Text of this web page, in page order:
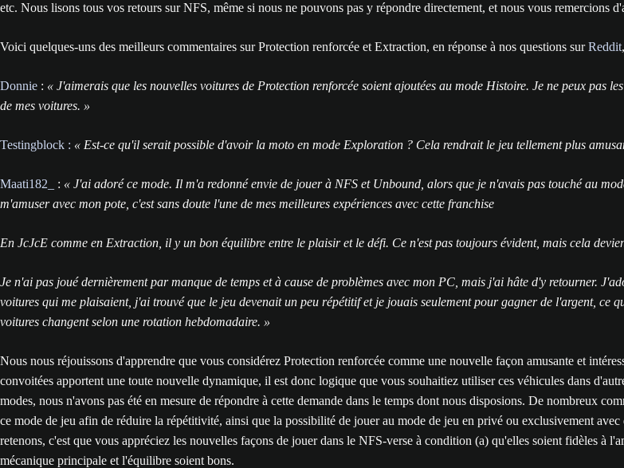
etc. Nous lisons tous vos retours sur NFS, même si nous ne pouvons pas y répondre directement, et nous vous remercions
Voici quelques-uns des meilleurs commentaires sur Protection renforcée et Extraction, en réponse à nos questions surReddit,
Donnie : « J'aimerais que les nouvelles voitures de Protection renforcée soient ajoutées au mode Histoire. Je ne peux pas
de mes voitures. »
Testingblock : « Est-ce qu'il serait possible d'avoir la moto en mode Exploration ? Cela rendrait le jeu tellement plus
Maati182_ : « J'ai adoré ce mode. Il m'a redonné envie de jouer à NFS et Unbound, alors que je n'avais pas touché au
m'amuser avec mon pote, c'est sans doute l'une de mes meilleures expériences avec cette franchise
En JcJcE comme en Extraction, il y un bon équilibre entre le plaisir et le défi. Ce n'est pas toujours évident, mais cela
Je n'ai pas joué dernièrement par manque de temps et à cause de problèmes avec mon PC, mais j'ai hâte d'y retourner.
voitures qui me plaisaient, j'ai trouvé que le jeu devenait un peu répétitif et je jouais seulement pour gagner de l'argent, ce
voitures changent selon une rotation hebdomadaire. »
Nous nous réjouissons d'apprendre que vous considérez Protection renforcée comme une nouvelle façon amusante et
convoitées apportent une toute nouvelle dynamique, il est donc logique que vous souhaitiez utiliser ces véhicules dans
modes, nous n'avons pas été en mesure de répondre à cette demande dans le temps dont nous disposions. De nombreux
ce mode de jeu afin de réduire la répétitivité, ainsi que la possibilité de jouer au mode de jeu en privé ou exclusivement
retenons, c'est que vous appréciez les nouvelles façons de jouer dans le NFS-verse à condition (a) qu'elles soient fidèles à
mécanique principale et l'équilibre soient bons.